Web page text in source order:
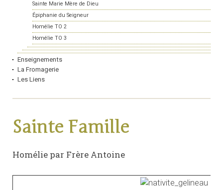
Sainte Marie Mère de Dieu
Épiphanie du Seigneur
Homélie TO 2
Homélie TO 3
Enseignements
La Fromagerie
Les Liens
Sainte Famille
Homélie par Frère Antoine